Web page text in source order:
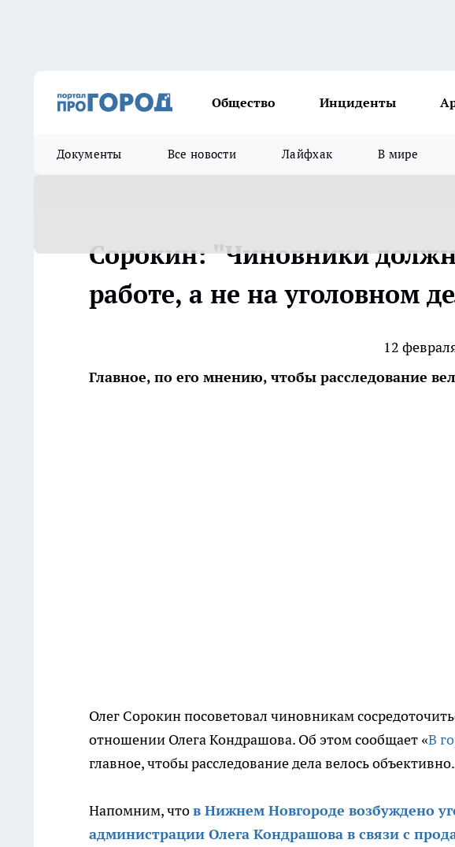
Общество Инциденты
Документы Все новости Лайфхак В мире
Сорокин: "Чиновники
работе, а не на уголовном
12
Главное, по его мнению, чтобы расследование
Олег Сорокин посоветовал чиновникам
отношении Олега Кондрашова. Об этом сообщает «В
главное, чтобы расследование дела велось объективно.
Напомним, чтов Нижнем Новгороде возбуждено
администрации Олега Кондрашова в связи с